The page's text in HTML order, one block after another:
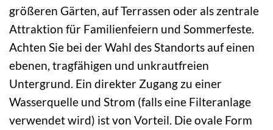
größeren Gärten, auf Terrassen oder als zentrale
Attraktion für Familienfeiern und Sommerfeste.
Achten Sie bei der Wahl des Standorts auf einen
ebenen, tragfähigen und unkrautfreien
Untergrund. Ein direkter Zugang zu einer
Wasserquelle und Strom (falls eine Filteranlage
verwendet wird) ist von Vorteil. Die ovale Form